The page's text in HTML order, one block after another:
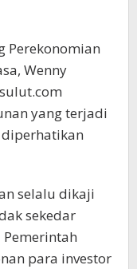
Perekonomian
Wenny
yang terjadi
selalu dikaji
sekedar
para investor